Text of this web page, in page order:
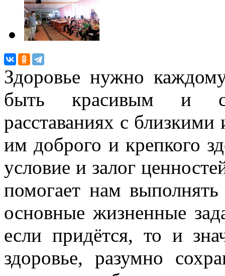
Здоровье нужно
быть красивым и
расставаниях с
им доброго и крепкого
условие и залог
помогает нам
основные жизненные
если придётся, то и
здоровье, разумно